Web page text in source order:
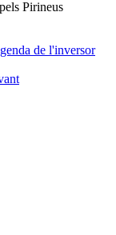
de l'inversor